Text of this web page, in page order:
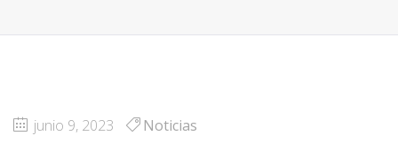
junio 9, 2023 Noticias